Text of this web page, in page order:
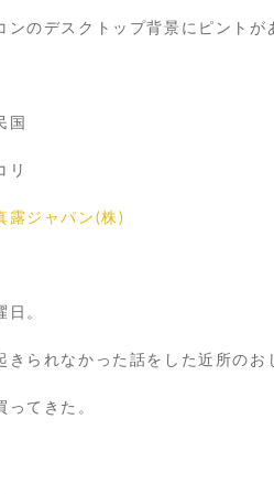
ンのデスクトップ背景にピントが
国
リ
露ジャパン(株)
日。
きられなかった話をした近所のお
ってきた。